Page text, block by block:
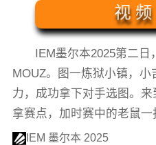
视
IEM墨尔本2025第二
MOUZ。图一炼狱小镇，
力，成功拿下对手选图。
拿赛点，加时赛中的老鼠一
IEM 墨尔本 2025